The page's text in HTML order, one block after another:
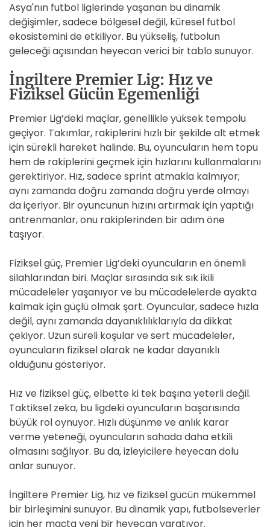
Asya'nın futbol liglerinde yaşanan bu dinamik
değişimler, sadece bölgesel değil, küresel futbol
ekosistemini de etkiliyor. Bu yükseliş, futbolun
geleceği açısından heyecan verici bir tablo sunuyor.
İngiltere Premier Lig: Hız ve
Fiziksel Gücün Egemenliği
Premier Lig’deki maçlar, genellikle yüksek tempolu
geçiyor. Takımlar, rakiplerini hızlı bir şekilde alt etmek
için sürekli hareket halinde. Bu, oyuncuların hem topu
hem de rakiplerini geçmek için hızlarını kullanmalarını
gerektiriyor. Hız, sadece sprint atmakla kalmıyor;
aynı zamanda doğru zamanda doğru yerde olmayı
da içeriyor. Bir oyuncunun hızını artırmak için yaptığı
antrenmanlar, onu rakiplerinden bir adım öne
taşıyor.
Fiziksel güç, Premier Lig’deki oyuncuların en önemli
silahlarından biri. Maçlar sırasında sık sık ikili
mücadeleler yaşanıyor ve bu mücadelelerde ayakta
kalmak için güçlü olmak şart. Oyuncular, sadece hızla
değil, aynı zamanda dayanıklılıklarıyla da dikkat
çekiyor. Uzun süreli koşular ve sert mücadeleler,
oyuncuların fiziksel olarak ne kadar dayanıklı
olduğunu gösteriyor.
Hız ve fiziksel güç, elbette ki tek başına yeterli değil.
Taktiksel zeka, bu ligdeki oyuncuların başarısında
büyük rol oynuyor. Hızlı düşünme ve anlık karar
verme yeteneği, oyuncuların sahada daha etkili
olmasını sağlıyor. Bu da, izleyicilere heyecan dolu
anlar sunuyor.
İngiltere Premier Lig, hız ve fiziksel gücün mükemmel
bir birleşimini sunuyor. Bu dinamik yapı, futbolseverler
için her maçta yeni bir heyecan yaratıyor.